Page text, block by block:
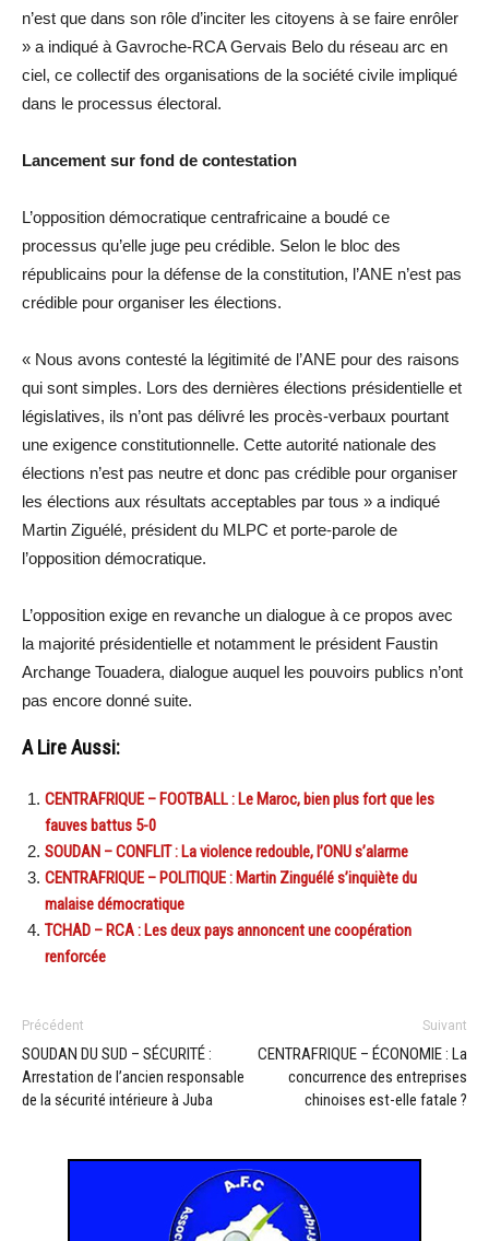
n’est que dans son rôle d’inciter les citoyens à se faire enrôler
» a indiqué à Gavroche-RCA Gervais Belo du réseau arc en
ciel, ce collectif des organisations de la société civile impliqué
dans le processus électoral.
Lancement sur fond de contestation
L’opposition démocratique centrafricaine a boudé ce
processus qu’elle juge peu crédible. Selon le bloc des
républicains pour la défense de la constitution, l’ANE n’est pas
crédible pour organiser les élections.
« Nous avons contesté la légitimité de l’ANE pour des raisons
qui sont simples. Lors des dernières élections présidentielle et
législatives, ils n’ont pas délivré les procès-verbaux pourtant
une exigence constitutionnelle. Cette autorité nationale des
élections n’est pas neutre et donc pas crédible pour organiser
les élections aux résultats acceptables par tous » a indiqué
Martin Ziguélé, président du MLPC et porte-parole de
l’opposition démocratique.
L’opposition exige en revanche un dialogue à ce propos avec
la majorité présidentielle et notamment le président Faustin
Archange Touadera, dialogue auquel les pouvoirs publics n’ont
pas encore donné suite.
A Lire Aussi:
CENTRAFRIQUE – FOOTBALL : Le Maroc, bien plus fort que les
fauves battus 5-0
SOUDAN – CONFLIT : La violence redouble, l’ONU s’alarme
CENTRAFRIQUE – POLITIQUE : Martin Zinguélé s’inquiète du
malaise démocratique
TCHAD – RCA : Les deux pays annoncent une coopération
renforcée
Précédent
SOUDAN DU SUD – SÉCURITÉ :
Arrestation de l’ancien responsable
de la sécurité intérieure à Juba
Suivant
CENTRAFRIQUE – ÉCONOMIE : La
concurrence des entreprises
chinoises est-elle fatale ?